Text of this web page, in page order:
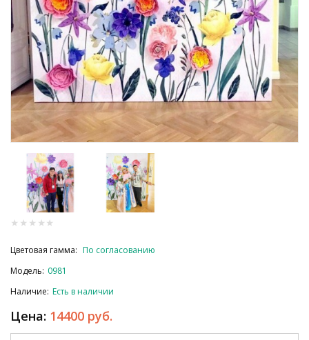
Цветовая гамма: По согласованию
Модель: 0981
Наличие: Есть в наличии
Цена: 14400 руб.